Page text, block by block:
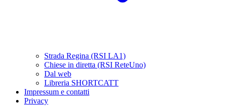
Strada Regina (RSI LA1)
Chiese in diretta (RSI ReteUno)
Dal web
Libreria SHORTCATT
Impressum e contatti
Privacy